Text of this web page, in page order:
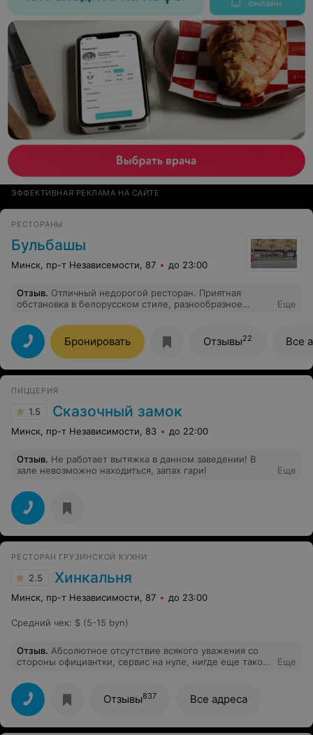
ЭФФЕКТИВНАЯ РЕКЛАМА НА САЙТЕ
РЕСТОРАНЫ
Бульбашы
Минск, пр-т Независемости, 87 до 23:00
Отзыв. Отличный недорогой ресторан. Приятная
обстановка в белорусском стиле, разнообразное
Ульяна, предупредительная и очень контактная
девушка. Все делала быстро и с душой. Самое
отличительное и замечательное, что нет грохочущей
музыки, превышающей болевой порог и не дающей
разговаривать с соседом. Все остались довольны.
Еще
Бронировать Отзывы22 Все
ПИЦЦЕРИЯ
1.5 Сказочный замок
Минск, пр-т Независимости, 83 до 22:00
Отзыв. Не работает вытяжка в данном заведении! В
зале невозможно находиться, запах гари!
Еще
РЕСТОРАН ГРУЗИНСКОЙ КУХНИ
2.5 Хинкальня
Минск, пр-т Независимости, 87 до 23:00
Средний чек: $ (5-15 byn)
Отзыв. Абсолютное отсутствие всякого уважения со
стороны официантки, сервис на нуле, нигде еще такого
ничего прокомментировать не можем поскольку за
полчаса сидения за столиком к нам никто не подошел.
Решили пересесть за освободившийся другой стол,
поближе к ресепшену, в итоге нас облаяли, вот уж
действительно грузинское дружелюбие в кавычках. В
Еще
Отзывы837 Все адреса